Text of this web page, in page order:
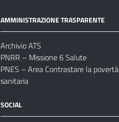
AMMINISTRAZIONE TRASPARENTE
Archivio ATS
PNRR – Missione 6 Salute
PNES – Area Contrastare la povertà
sanitaria
SOCIAL